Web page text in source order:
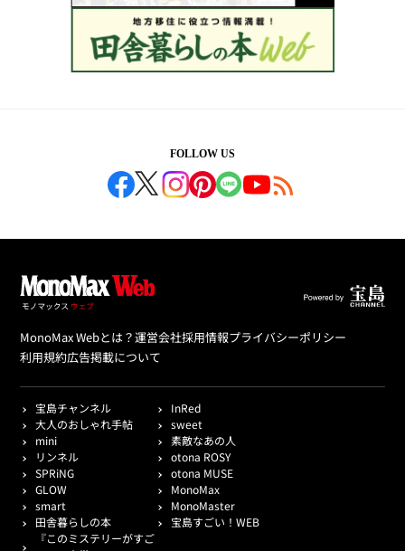
FOLLOW US
MonoMax Webとは？運営会社採用情報プライバシーポリシー
利用規約広告掲載について
宝島チャンネル
InRed
大人のおしゃれ手帖
sweet
mini
素敵なあの人
リンネル
otona ROSY
SPRiNG
otona MUSE
GLOW
MonoMax
smart
MonoMaster
田舎暮らしの本
宝島すごい！WEB
『このミステリーがすご